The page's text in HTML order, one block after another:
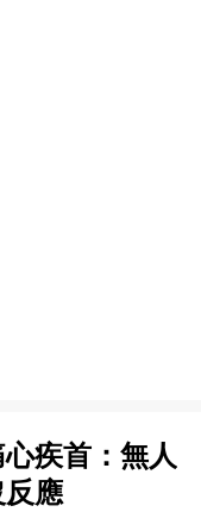
疾首：無人
應